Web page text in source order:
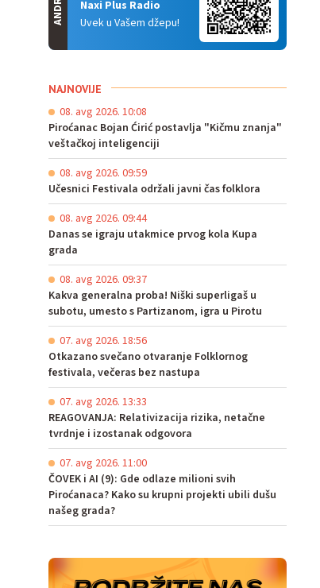
Naxi Plus Radio
Uvek u Vašem džepu!
NAJNOVIJE
08. avg 2026. 10:08
Piroćanac Bojan Ćirić postavlja "Kičmu znanja"
veštačkoj inteligenciji
08. avg 2026. 09:59
Učesnici Festivala održali javni čas folklora
08. avg 2026. 09:44
Danas se igraju utakmice prvog kola Kupa
grada
08. avg 2026. 09:37
Kakva generalna proba! Niški superligaš u
subotu, umesto s Partizanom, igra u Pirotu
07. avg 2026. 18:56
Otkazano svečano otvaranje Folklornog
festivala, večeras bez nastupa
07. avg 2026. 13:33
REAGOVANJA: Relativizacija rizika, netačne
tvrdnje i izostanak odgovora
07. avg 2026. 11:00
ČOVEK i AI (9): Gde odlaze milioni svih
Piroćanaca? Kako su krupni projekti ubili dušu
našeg grada?